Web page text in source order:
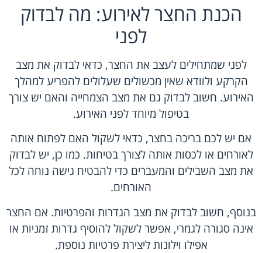
הכנת החצר לאירוע: מה לבדוק
לפני
לפני שמתחילים לעצב את החצר, כדאי לבדוק את מצב
הקרקע ולוודא שאין מכשולים שעלולים להפריע למהלך
האירוע. חשוב לבדוק גם את מצב הצמחייה והאם יש צורך
בטיפול מיוחד לפני האירוע.
אם יש לכם בריכה בחצר, כדאי לשקול האם לפתוח אותה
לאורחים או לכסות אותה לצורך בטיחות. כמו כן, יש לבדוק
את מצב השבילים והמעברים כדי להבטיח גישה נוחה לכל
האורחים.
בנוסף, חשוב לבדוק את מצב הגדרות והפרטיות. אם החצר
אינה סגורה לגמרי, אפשר לשקול להוסיף גדרות זמניות או
אפילו וילונות ליצירת פרטיות נוספת.